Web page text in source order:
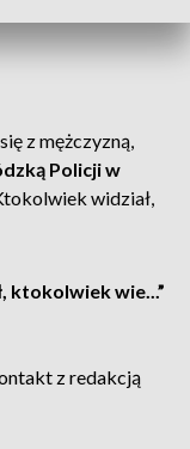
z mężczyzną,
Policji w
widział,
ktokolwiek wie...”
z redakcją